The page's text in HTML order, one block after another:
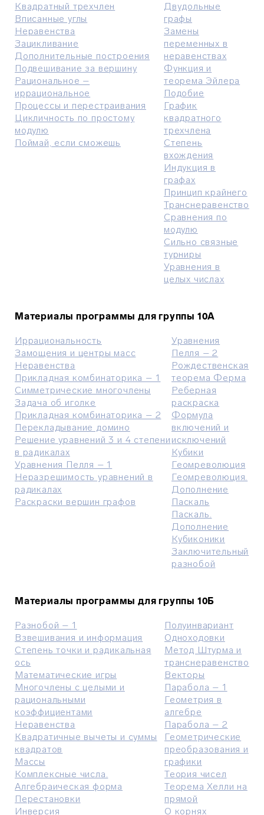
Квадратный трехчлен
Вписанные углы
Неравенства
Зацикливание
Дополнительные построения
Подвешивание за вершину
Рациональное –
иррациональное
Процессы и перестраивания
Цикличность по простому
модулю
Поймай, если сможешь
Двудольные
графы
Замены
переменных в
неравенствах
Функция и
теорема Эйлера
Подобие
График
квадратного
трехчлена
Степень
вхождения
Индукция в
графах
Принцип крайнего
Транснеравенство
Сравнения по
модулю
Сильно связные
турниры
Уравнения в
целых числах
Материалы программы для группы 10A
Иррациональность
Замощения и центры масс
Неравенства
Прикладная комбинаторика – 1
Симметрические многочлены
Задача об иголке
Прикладная комбинаторика – 2
Перекладывание домино
Решение уравнений 3 и 4 степени
в радикалах
Уравнения Пелля – 1
Неразрешимость уравнений в
радикалах
Раскраски вершин графов
Уравнения
Пелля – 2
Рождественская
теорема Ферма
Реберная
раскраска
Формула
включений и
исключений
Кубики
Геомреволюция
Геомреволюция.
Дополнение
Паскаль
Паскаль.
Дополнение
Кубиконики
Заключительный
разнобой
Материалы программы для группы 10Б
Разнобой – 1
Взвешивания и информация
Степень точки и радикальная
ось
Математические игры
Многочлены с целыми и
рациональными
коэффициентами
Неравенства
Квадратичные вычеты и суммы
квадратов
Массы
Комплексные числа.
Алгебраическая форма
Перестановки
Инверсия
Полуинвариант
Одноходовки
Метод Штурма и
транснеравенство
Векторы
Парабола – 1
Геометрия в
алгебре
Парабола – 2
Геометрические
преобразования и
графики
Теория чисел
Теорема Хелли на
прямой
О корнях